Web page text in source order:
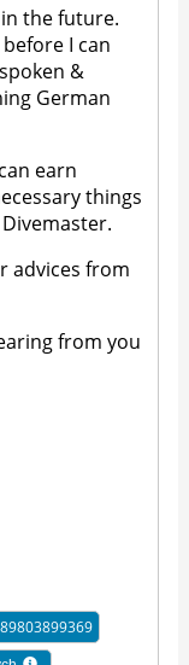
the future.
I can
&
German
earn
things
advices from
from you